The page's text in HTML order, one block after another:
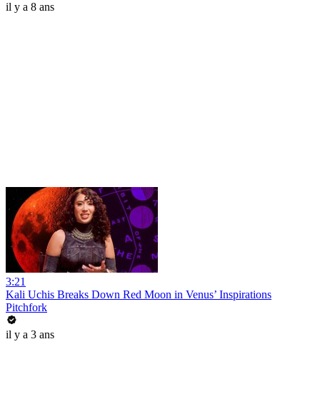
il y a 8 ans
3:21
Kali Uchis Breaks Down Red Moon in Venus’ Inspirations
Pitchfork
il y a 3 ans